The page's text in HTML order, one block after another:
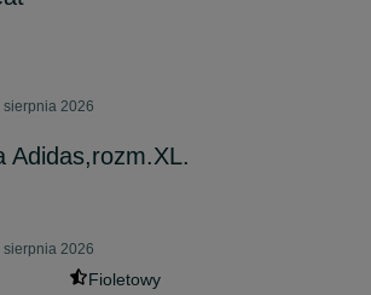
sierpnia 2026
Adidas,rozm.XL.
sierpnia 2026
Fioletowy